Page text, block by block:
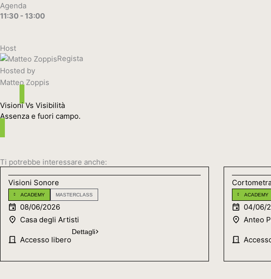
Agenda
11:30 - 13:00
Host
Regista
Hosted by
Matteo Zoppis
Visioni Vs Visibilità
Assenza e fuori campo.
Ti potrebbe interessare anche:
Visioni Sonore
ACADEMY MASTERCLASS
08/06/2026
Casa degli Artisti
Accesso libero
Dettagli
ACADEMY
04/06/
Anteo